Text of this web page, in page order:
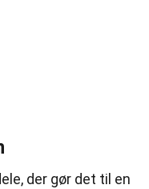
der gør det til en